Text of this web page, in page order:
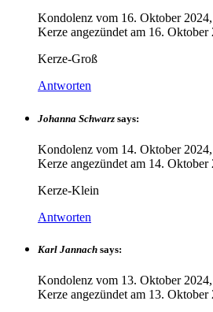
Kondolenz vom 16. Oktober
Kerze angezündet am 16. Oktober
Kerze-Groß
Antworten
Johanna Schwarz says:
Kondolenz vom 14. Oktober
Kerze angezündet am 14. Oktober
Kerze-Klein
Antworten
Karl Jannach says:
Kondolenz vom 13. Oktober
Kerze angezündet am 13. Oktober